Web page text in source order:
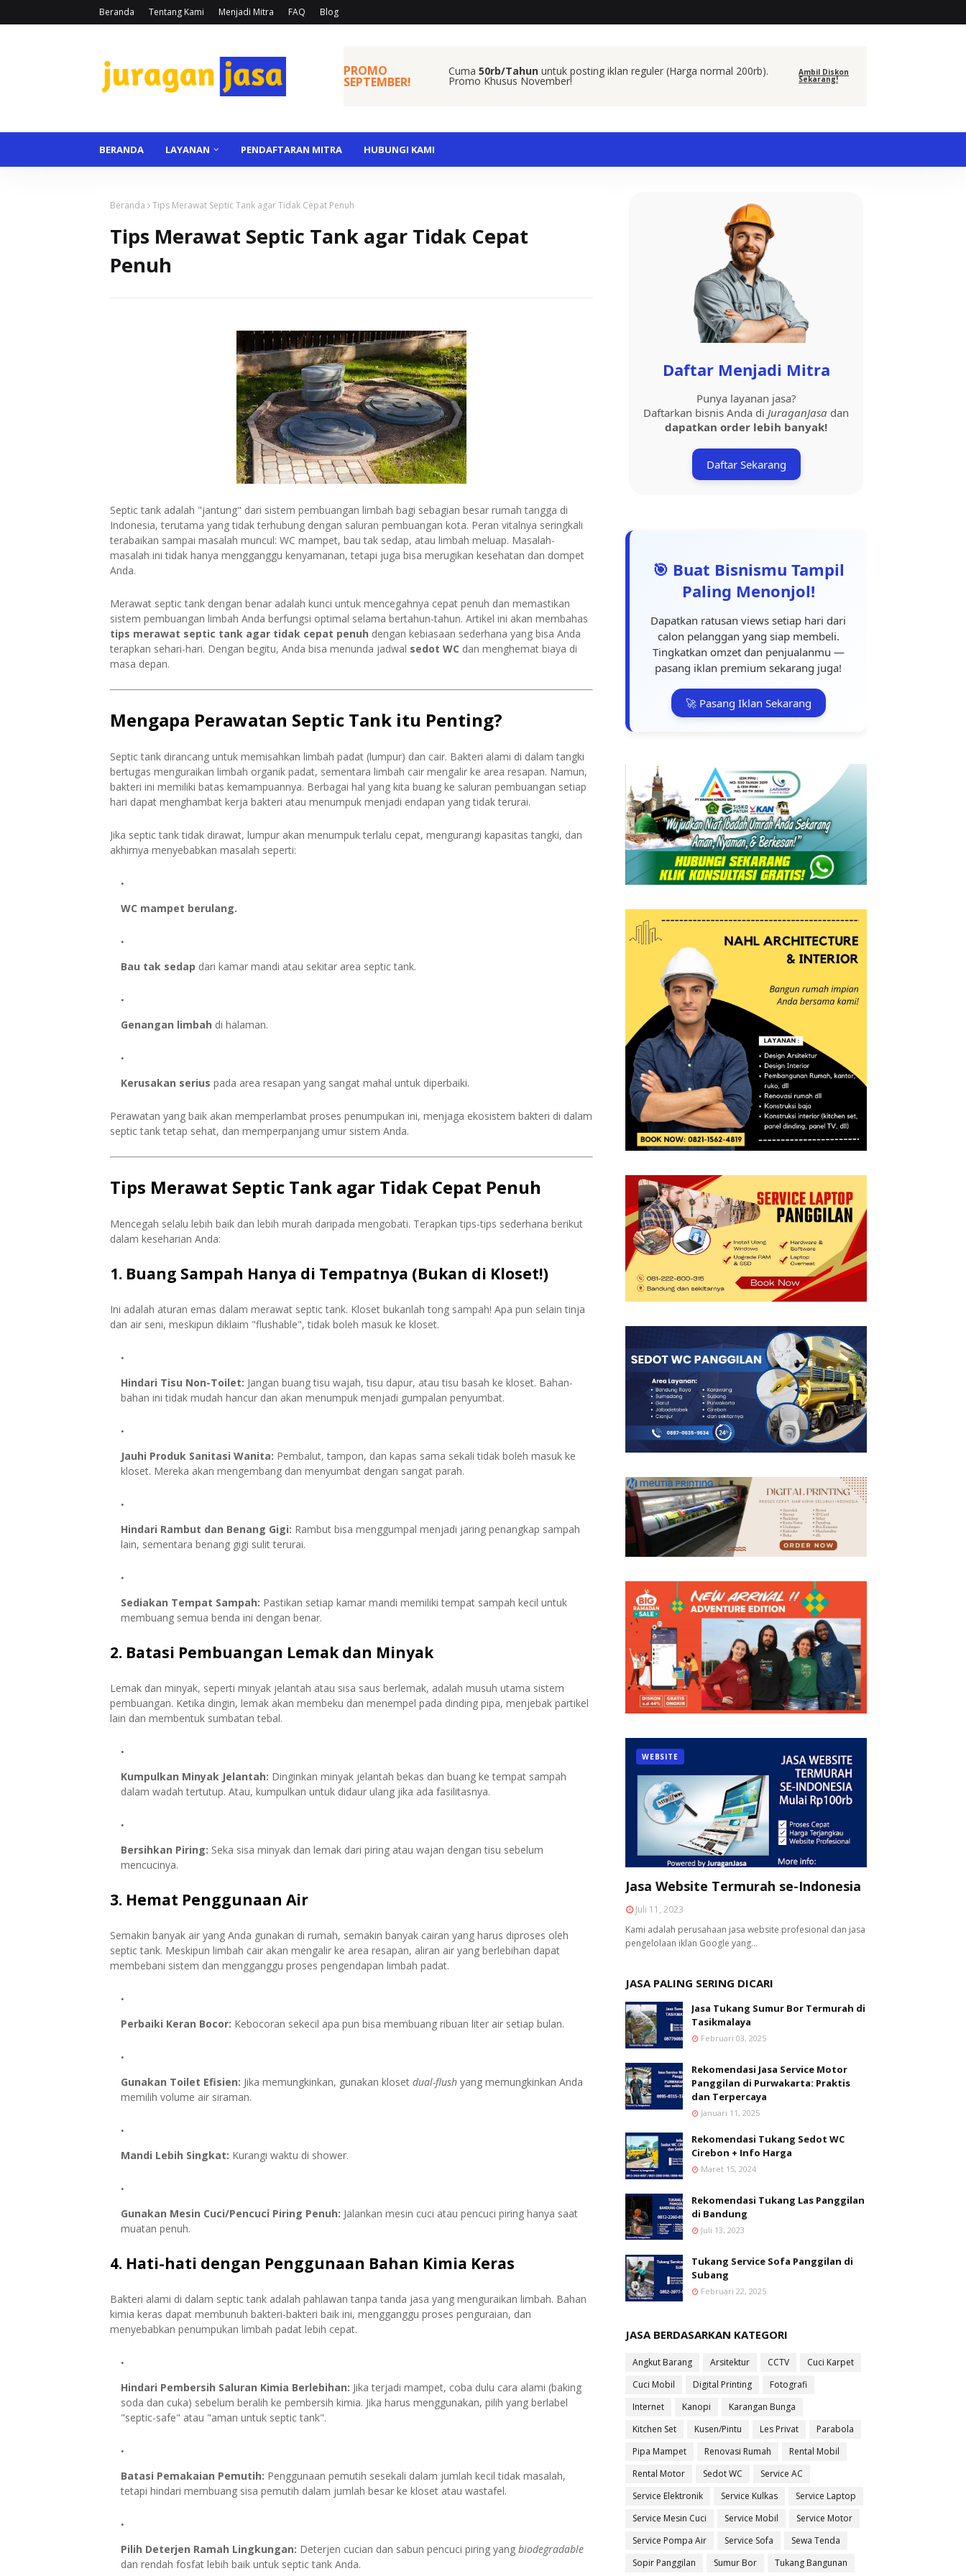
Beranda Tentang Kami Menjadi Mitra FAQ Blog
PROMO
SEPTEMBER!
Cuma 50rb/Tahununtuk posting iklan reguler (Harga normal 200rb).
Promo Khusus November!
Ambil Diskon
Sekarang!
BERANDA LAYANAN PENDAFTARAN MITRA HUBUNGI KAMI
Beranda Tips Merawat Septic Tank agar Tidak Cepat Penuh
Tips Merawat Septic Tank agar Tidak Cepat
Penuh
Septic tank adalah "jantung" dari sistem pembuangan limbah bagi sebagian besar rumah tangga di
Indonesia, terutama yang tidak terhubung dengan saluran pembuangan kota. Peran vitalnya seringkali
terabaikan sampai masalah muncul: WC mampet, bau tak sedap, atau limbah meluap. Masalah-
masalah ini tidak hanya mengganggu kenyamanan, tetapi juga bisa merugikan kesehatan dan dompet
Anda.
Merawat septic tank dengan benar adalah kunci untuk mencegahnya cepat penuh dan memastikan
sistem pembuangan limbah Anda berfungsi optimal selama bertahun-tahun. Artikel ini akan membahas
tips merawat septic tank agar tidak cepat penuh dengan kebiasaan sederhana yang bisa Anda
terapkan sehari-hari. Dengan begitu, Anda bisa menunda jadwal sedot WC dan menghemat biaya di
masa depan.
Mengapa Perawatan Septic Tank itu Penting?
Septic tank dirancang untuk memisahkan limbah padat (lumpur) dan cair. Bakteri alami di dalam tangki
bertugas menguraikan limbah organik padat, sementara limbah cair mengalir ke area resapan. Namun,
bakteri ini memiliki batas kemampuannya. Berbagai hal yang kita buang ke saluran pembuangan setiap
hari dapat menghambat kerja bakteri atau menumpuk menjadi endapan yang tidak terurai.
Jika septic tank tidak dirawat, lumpur akan menumpuk terlalu cepat, mengurangi kapasitas tangki, dan
akhirnya menyebabkan masalah seperti:
WC mampet berulang.
Bau tak sedap dari kamar mandi atau sekitar area septic tank.
Genangan limbah di halaman.
Kerusakan serius pada area resapan yang sangat mahal untuk diperbaiki.
Perawatan yang baik akan memperlambat proses penumpukan ini, menjaga ekosistem bakteri di dalam
septic tank tetap sehat, dan memperpanjang umur sistem Anda.
Tips Merawat Septic Tank agar Tidak Cepat Penuh
Mencegah selalu lebih baik dan lebih murah daripada mengobati. Terapkan tips-tips sederhana berikut
dalam keseharian Anda:
1. Buang Sampah Hanya di Tempatnya (Bukan di Kloset!)
Ini adalah aturan emas dalam merawat septic tank. Kloset bukanlah tong sampah! Apa pun selain tinja
dan air seni, meskipun diklaim "flushable", tidak boleh masuk ke kloset.
Hindari Tisu Non-Toilet: Jangan buang tisu wajah, tisu dapur, atau tisu basah ke kloset. Bahan-
bahan ini tidak mudah hancur dan akan menumpuk menjadi gumpalan penyumbat.
Jauhi Produk Sanitasi Wanita: Pembalut, tampon, dan kapas sama sekali tidak boleh masuk ke
kloset. Mereka akan mengembang dan menyumbat dengan sangat parah.
Hindari Rambut dan Benang Gigi: Rambut bisa menggumpal menjadi jaring penangkap sampah
lain, sementara benang gigi sulit terurai.
Sediakan Tempat Sampah: Pastikan setiap kamar mandi memiliki tempat sampah kecil untuk
membuang semua benda ini dengan benar.
2. Batasi Pembuangan Lemak dan Minyak
Lemak dan minyak, seperti minyak jelantah atau sisa saus berlemak, adalah musuh utama sistem
pembuangan. Ketika dingin, lemak akan membeku dan menempel pada dinding pipa, menjebak partikel
lain dan membentuk sumbatan tebal.
Kumpulkan Minyak Jelantah: Dinginkan minyak jelantah bekas dan buang ke tempat sampah
dalam wadah tertutup. Atau, kumpulkan untuk didaur ulang jika ada fasilitasnya.
Bersihkan Piring: Seka sisa minyak dan lemak dari piring atau wajan dengan tisu sebelum
mencucinya.
3. Hemat Penggunaan Air
Semakin banyak air yang Anda gunakan di rumah, semakin banyak cairan yang harus diproses oleh
septic tank. Meskipun limbah cair akan mengalir ke area resapan, aliran air yang berlebihan dapat
membebani sistem dan mengganggu proses pengendapan limbah padat.
Perbaiki Keran Bocor: Kebocoran sekecil apa pun bisa membuang ribuan liter air setiap bulan.
Gunakan Toilet Efisien: Jika memungkinkan, gunakan kloset dual-flush yang memungkinkan Anda
memilih volume air siraman.
Mandi Lebih Singkat: Kurangi waktu di shower.
Gunakan Mesin Cuci/Pencuci Piring Penuh: Jalankan mesin cuci atau pencuci piring hanya saat
muatan penuh.
4. Hati-hati dengan Penggunaan Bahan Kimia Keras
Bakteri alami di dalam septic tank adalah pahlawan tanpa tanda jasa yang menguraikan limbah. Bahan
kimia keras dapat membunuh bakteri-bakteri baik ini, mengganggu proses penguraian, dan
menyebabkan penumpukan limbah padat lebih cepat.
Hindari Pembersih Saluran Kimia Berlebihan: Jika terjadi mampet, coba dulu cara alami (baking
soda dan cuka) sebelum beralih ke pembersih kimia. Jika harus menggunakan, pilih yang berlabel
"septic-safe" atau "aman untuk septic tank".
Batasi Pemakaian Pemutih: Penggunaan pemutih sesekali dalam jumlah kecil tidak masalah,
tetapi hindari membuang sisa pemutih dalam jumlah besar ke kloset atau wastafel.
Pilih Deterjen Ramah Lingkungan: Deterjen cucian dan sabun pencuci piring yang biodegradable
dan rendah fosfat lebih baik untuk septic tank Anda.
Daftar Menjadi Mitra
Punya layanan jasa?
Daftarkan bisnis Anda di JuraganJasa dan
dapatkan order lebih banyak!
Daftar Sekarang
🎯 Buat Bisnismu Tampil
Paling Menonjol!
Dapatkan ratusan views setiap hari dari
calon pelanggan yang siap membeli.
Tingkatkan omzet dan penjualanmu —
pasang iklan premium sekarang juga!
🚀 Pasang Iklan Sekarang
WEBSITE
Jasa Website Termurah se-Indonesia
Juli 11, 2023
Kami adalah perusahaan jasa website profesional dan jasa
pengelolaan iklan Google yang…
JASA PALING SERING DICARI
Jasa Tukang Sumur Bor Termurah di
Tasikmalaya
Februari 03, 2025
Rekomendasi Jasa Service Motor
Panggilan di Purwakarta: Praktis
dan Terpercaya
Januari 11, 2025
Rekomendasi Tukang Sedot WC
Cirebon + Info Harga
Maret 15, 2024
Rekomendasi Tukang Las Panggilan
di Bandung
Juli 13, 2023
Tukang Service Sofa Panggilan di
Subang
Februari 22, 2025
JASA BERDASARKAN KATEGORI
Angkut Barang Arsitektur CCTV
Cuci Karpet
Cuci Mobil
Digital Printing
Fotografi
Internet
Kanopi
Karangan Bunga
Kitchen Set
Kusen/Pintu Les Privat
Parabola
Pipa Mampet
Renovasi Rumah
Rental Mobil
Rental Motor
Sedot WC
Service AC
Service Elektronik
Service Kulkas
Service Laptop
Service Mesin Cuci
Service Mobil
Service Motor
Service Pompa Air
Service Sofa
Sewa Tenda
Sopir Panggilan
Sumur Bor Tukang Bangunan